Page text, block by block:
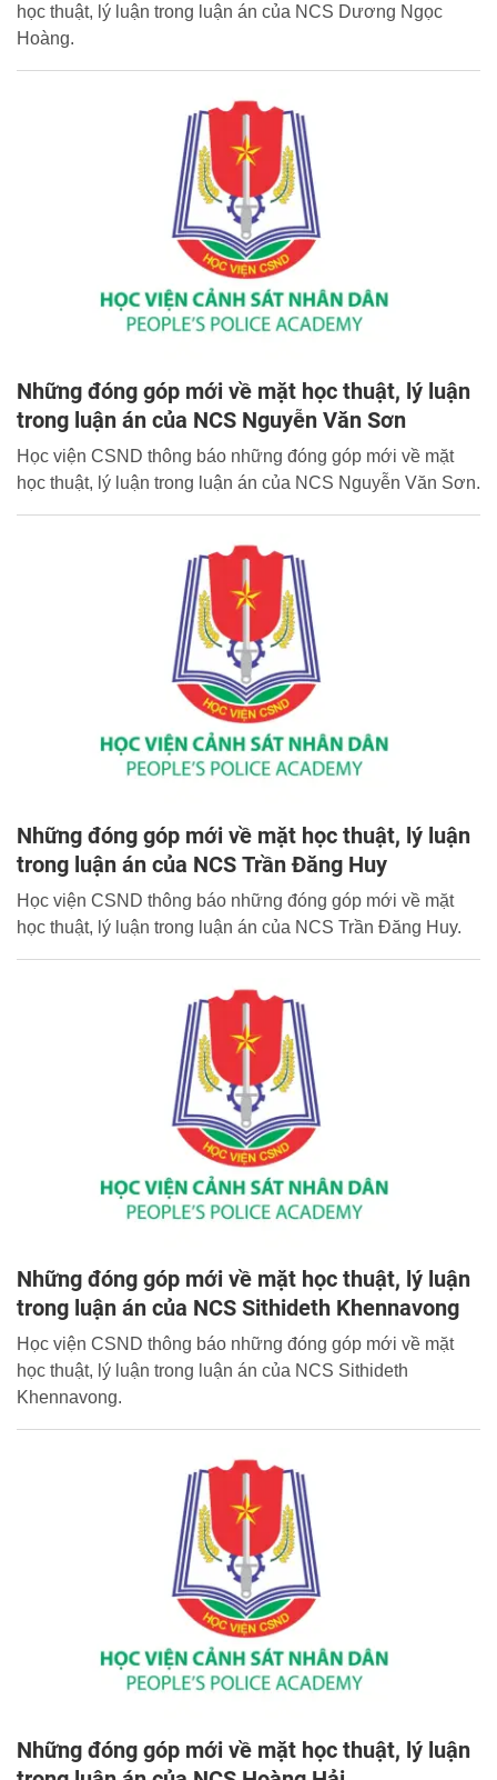
học thuật, lý luận trong luận án của NCS Dương Ngọc
Hoàng.
Những đóng góp mới về mặt học thuật, lý luận
trong luận án của NCS Nguyễn Văn Sơn
Học viện CSND thông báo những đóng góp mới về mặt
học thuật, lý luận trong luận án của NCS Nguyễn Văn Sơn.
Những đóng góp mới về mặt học thuật, lý luận
trong luận án của NCS Trần Đăng Huy
Học viện CSND thông báo những đóng góp mới về mặt
học thuật, lý luận trong luận án của NCS Trần Đăng Huy.
Những đóng góp mới về mặt học thuật, lý luận
trong luận án của NCS Sithideth Khennavong
Học viện CSND thông báo những đóng góp mới về mặt
học thuật, lý luận trong luận án của NCS Sithideth
Khennavong.
Những đóng góp mới về mặt học thuật, lý luận